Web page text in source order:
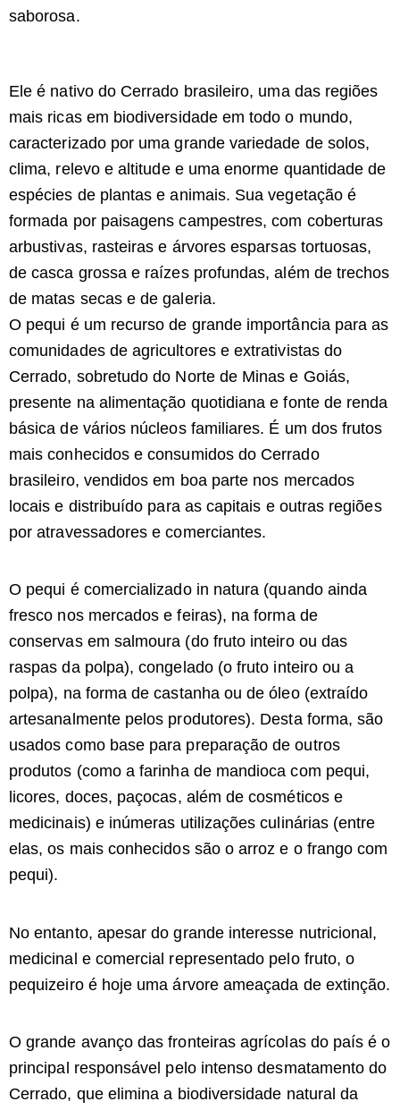
saborosa.
Ele é nativo do Cerrado brasileiro, uma das regiões
mais ricas em biodiversidade em todo o mundo,
caracterizado por uma grande variedade de solos,
clima, relevo e altitude e uma enorme quantidade de
espécies de plantas e animais. Sua vegetação é
formada por paisagens campestres, com coberturas
arbustivas, rasteiras e árvores esparsas tortuosas,
de casca grossa e raízes profundas, além de trechos
de matas secas e de galeria.
O pequi é um recurso de grande importância para as
comunidades de agricultores e extrativistas do
Cerrado, sobretudo do Norte de Minas e Goiás,
presente na alimentação quotidiana e fonte de renda
básica de vários núcleos familiares. É um dos frutos
mais conhecidos e consumidos do Cerrado
brasileiro, vendidos em boa parte nos mercados
locais e distribuído para as capitais e outras regiões
por atravessadores e comerciantes.
O pequi é comercializado in natura (quando ainda
fresco nos mercados e feiras), na forma de
conservas em salmoura (do fruto inteiro ou das
raspas da polpa), congelado (o fruto inteiro ou a
polpa), na forma de castanha ou de óleo (extraído
artesanalmente pelos produtores). Desta forma, são
usados como base para preparação de outros
produtos (como a farinha de mandioca com pequi,
licores, doces, paçocas, além de cosméticos e
medicinais) e inúmeras utilizações culinárias (entre
elas, os mais conhecidos são o arroz e o frango com
pequi).
No entanto, apesar do grande interesse nutricional,
medicinal e comercial representado pelo fruto, o
pequizeiro é hoje uma árvore ameaçada de extinção.
O grande avanço das fronteiras agrícolas do país é o
principal responsável pelo intenso desmatamento do
Cerrado, que elimina a biodiversidade natural da